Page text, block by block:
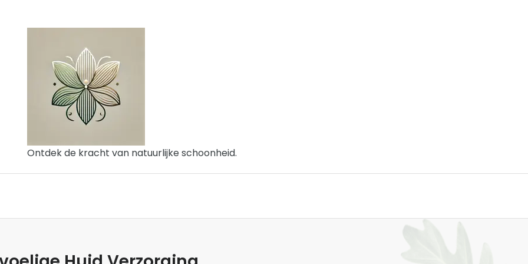
Ontdek de kracht van natuurlijke schoonheid.